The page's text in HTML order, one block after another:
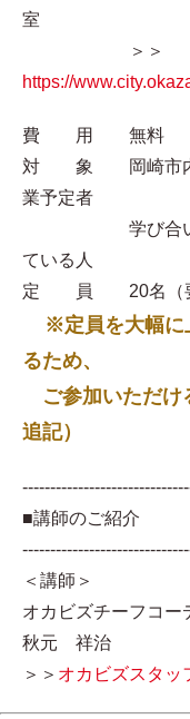
室
＞＞
https://
費 用 無料
対 象 岡崎市内を
業予定者
学び合い、
ている人
定 員 20名（要申
※定員を大幅に
るため、
ご参加いただけ
追記）
■講師のご紹介
＜講師＞
オカビズチーフコー
秋元 祥治
＞＞ オカビズスタッ